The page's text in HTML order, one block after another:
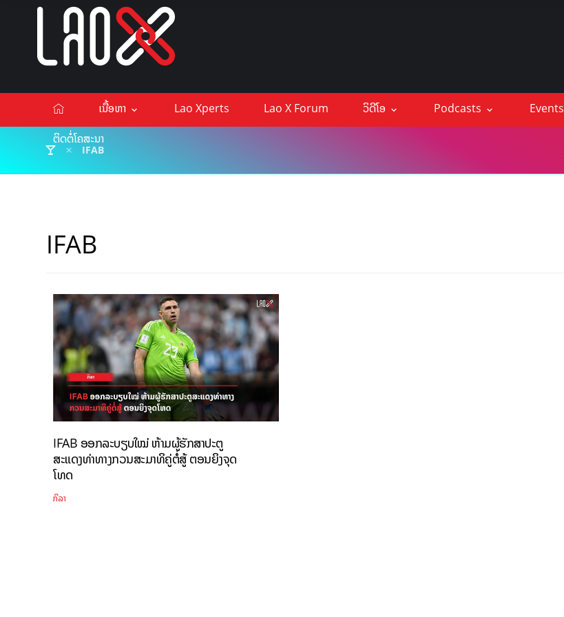
ເນື້ອຫາ Lao Xperts Lao X Forum ວິດີໂອ Podcasts Events
ຕິດຕໍ່ໂຄສະນາ
IFAB
IFAB
IFAB ອອກລະບຽບໃໝ່ ຫ້າມຜູ້ຮັກສາປະຕູ
ສະແດງທ່າທາງກວນສະມາທິຄູ່ຕໍ່ສູ້ ຕອນຍິງຈຸດ
ໂທດ
ກິລາ